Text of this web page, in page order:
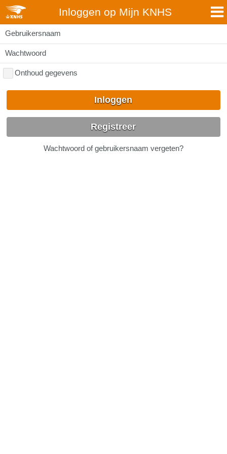
Inloggen op Mijn KNHS
Gebruikersnaam
Wachtwoord
Onthoud gegevens
Inloggen
Registreer
Wachtwoord of gebruikersnaam vergeten?